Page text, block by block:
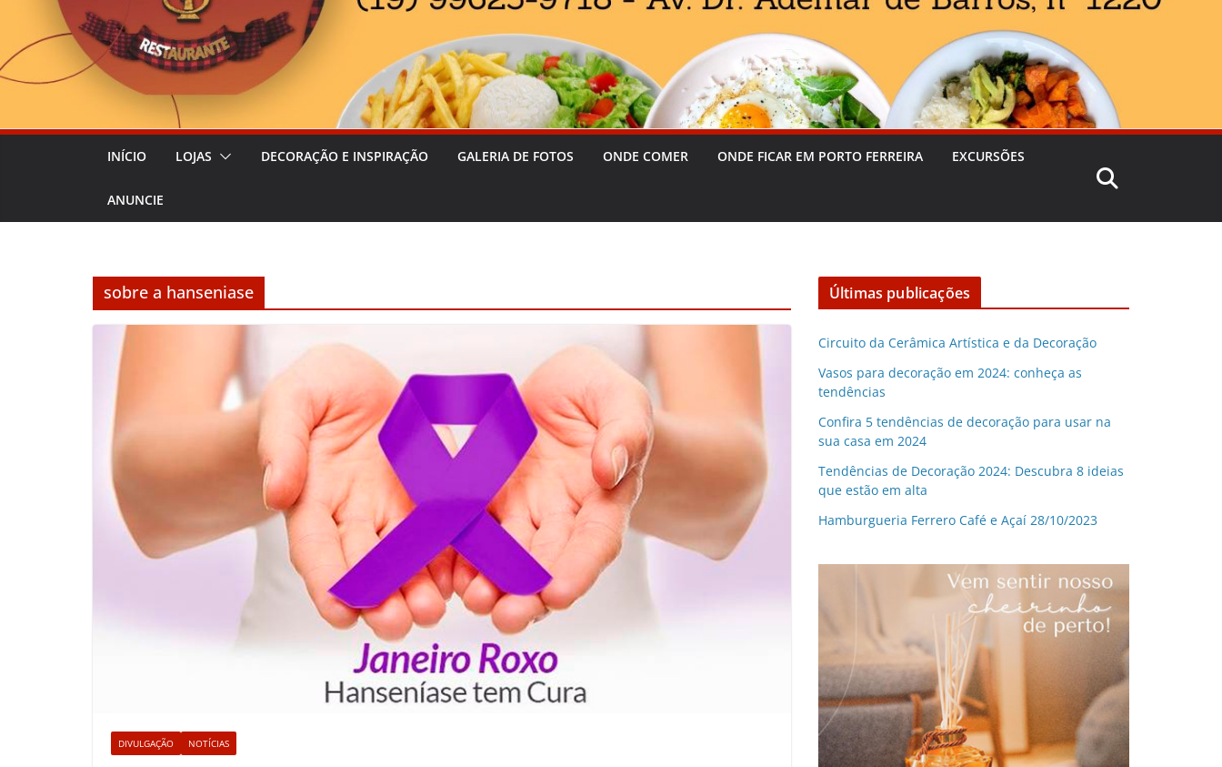
INÍCIO LOJAS DECORAÇÃO E INSPIRAÇÃO GALERIA DE FOTOS ONDE COMER ONDE FICAR EM PORTO FERREIRA EXCURSÕES
ANUNCIE
sobre a hanseniase
DIVULGAÇÃO NOTÍCIAS
Últimas publicações
Circuito da Cerâmica Artística e da Decoração
Vasos para decoração em 2024: conheça as
tendências
Confira 5 tendências de decoração para usar na
sua casa em 2024
Tendências de Decoração 2024: Descubra 8 ideias
que estão em alta
Hamburgueria Ferrero Café e Açaí 28/10/2023